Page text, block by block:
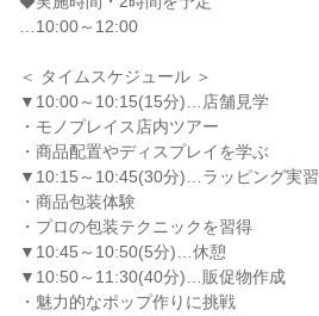
…10:00～12:00
＜ タイムスケジュール ＞
▼10:00～10:15(15分)…店舗見学
・モノプレイス店内ツアー
・商品配置やディスプレイを学ぶ
▼10:15～10:45(30分)…ラッピング実習
・商品包装体験
・プロの包装テクニックを習得
▼10:45～10:50(5分)…休憩
▼10:50～11:30(40分)…販促物作成
・魅力的なポップ作りに挑戦